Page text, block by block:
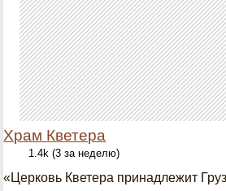
Храм Кветера
1.4k (3 за неделю)
«Церковь Кветера принадлежит